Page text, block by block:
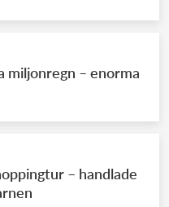
miljonregn – enorma
– handlade